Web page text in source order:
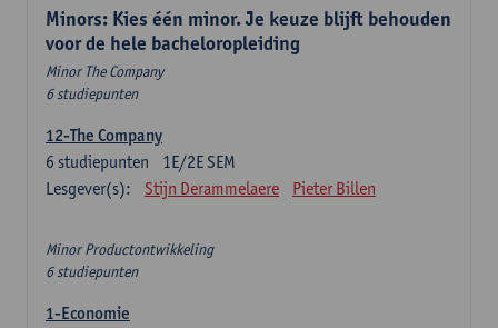
Minors: Kies één minor. Je keuze blijft behouden
voor de hele bacheloropleiding
Minor The Company
6 studiepunten
12-The Company
1E/2E SEM
6 studiepunten
Lesgever(s):
Stijn Derammelaere Pieter Billen
Minor Productontwikkeling
6 studiepunten
1-Economie